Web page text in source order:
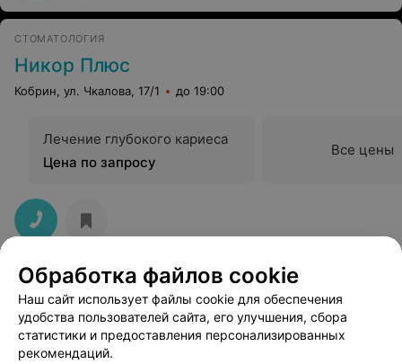
СТОМАТОЛОГИЯ
Никор Плюс
Кобрин, ул. Чкалова, 17/1 до 19:00
Лечение глубокого кариеса
Цена по запросу
Все цены
Обработка файлов cookie
Наш сайт использует файлы cookie для обеспечения
удобства пользователей сайта, его улучшения, сбора
статистики и предоставления персонализированных
рекомендаций.